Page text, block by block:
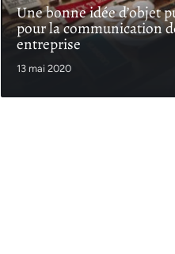
Une bonne idée d’objet
pour la communication
entreprise
13 mai 2020